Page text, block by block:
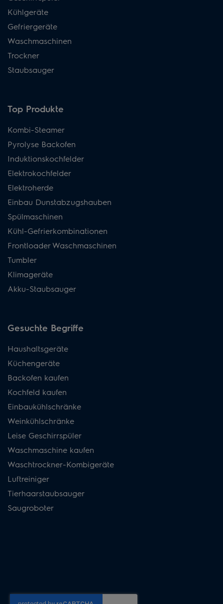
Kühlgeräte
Gefriergeräte
Waschmaschinen
Trockner
Staubsauger
Top Produkte
Kombi-Steamer
Pyrolyse Backofen
Induktionskochfelder
Elektrokochfelder
Elektroherde
Einbau Dunstabzugshauben
Spülmaschinen
Kühl-Gefrierkombinationen
Frontloader Waschmaschinen
Tumbler
Klimageräte
Akku-Staubsauger
Gesuchte Begriffe
Haushaltsgeräte
Küchengeräte
Backofen kaufen
Kochfeld kaufen
Einbaukühlschränke
Weinkühlschränke
Leise Geschirrspüler
Waschmaschine kaufen
Waschtrockner-Kombigeräte
Luftreiniger
Tierhaarstaubsauger
Saugroboter